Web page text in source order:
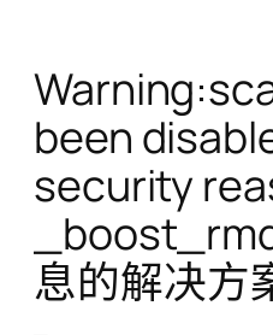
been
security
息的解决方